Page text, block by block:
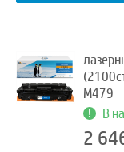
M479
В
2